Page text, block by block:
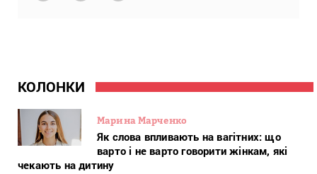
КОЛОНКИ
Марина Марченко
Як слова впливають на вагітних: що
варто і не варто говорити жінкам, які
чекають на дитину